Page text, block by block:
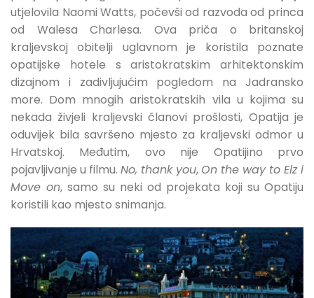
utjelovila Naomi Watts, počevši od razvoda od princa
od Walesa Charlesa. Ova priča o britanskoj
kraljevskoj obitelji uglavnom je koristila poznate
opatijske hotele s aristokratskim arhitektonskim
dizajnom i zadivljujućim pogledom na Jadransko
more. Dom mnogih aristokratskih vila u kojima su
nekada živjeli kraljevski članovi prošlosti, Opatija je
oduvijek bila savršeno mjesto za kraljevski odmor u
Hrvatskoj. Međutim, ovo nije Opatijino prvo
pojavljivanje u filmu. No, thank you, On the way to Elz i
Move on, samo su neki od projekata koji su Opatiju
koristili kao mjesto snimanja.